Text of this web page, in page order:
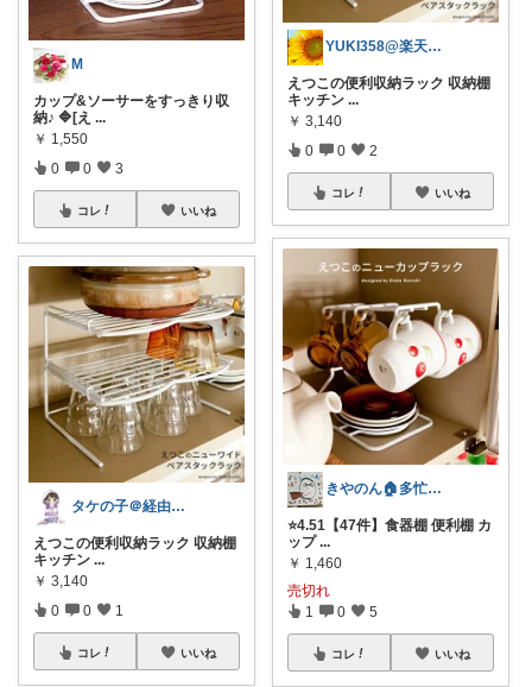
M
カップ&ソーサーをすっきり収
納♪ 🔷[え ...
￥ 1,550
0 0 3
コレ いいね
タケの子＠経由購入ありがとうございます♪
えつこの便利収納ラック 収納棚
キッチン ...
￥ 3,140
0 0 1
コレ いいね
YUKI358@楽天ROOM
えつこの便利収納ラック 収納棚
キッチン ...
￥ 3,140
0 0 2
コレ いいね
きやのん🏠多忙によりｽﾛｰです🐢
⭐4.51【47件】食器棚 便利棚 カ
ップ ...
￥ 1,460
売切れ
1 0 5
コレ いいね